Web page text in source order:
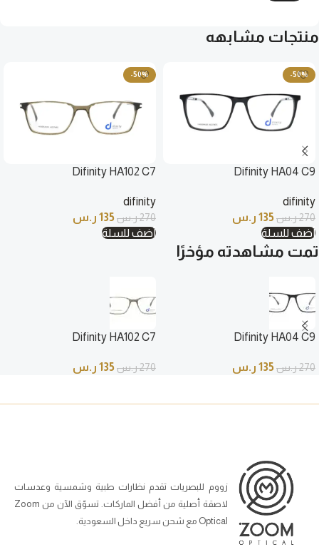
منتجات مشابهه
-50%
Difinity HA04 C9
difinity
270ر.س135 ر.س
أضف للسلة
-50%
Difinity HA102 C7
difinity
270ر.س135 ر.س
أضف للسلة
تمت مشاهدته مؤخرًا
Difinity HA04 C9
270ر.س135 ر.س
Difinity HA102 C7
270ر.س135 ر.س
زووم للبصريات تقدم نظارات طبية وشمسية وعدسات
لاصقة أصلية من أفضل الماركات. تسوّق الآن من Zoom
Optical مع شحن سريع داخل السعودية.